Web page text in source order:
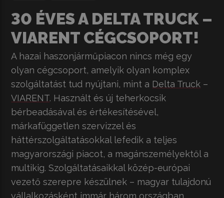
30 ÉVES A DELTA TRUCK –
VIARENT CÉGCSOPORT!
A hazai haszonjárműpiacon nincs még egy
olyan cégcsoport, amelyik olyan komplex
szolgáltatást tud nyújtani, mint a Delta Truck –
VIARENT. Használt és új teherkocsik
bérbeadásával és értékesítésével,
márkafüggetlen szervizzel és
háttérszolgáltatásokkal lefedik a teljes
magyarországi piacot, a magánszemélyektől a
multikig. Szolgáltatásaikkal közép-európai
vezető szerepre készülnek – magyar tulajdonú
vállalkozásként immár három országban